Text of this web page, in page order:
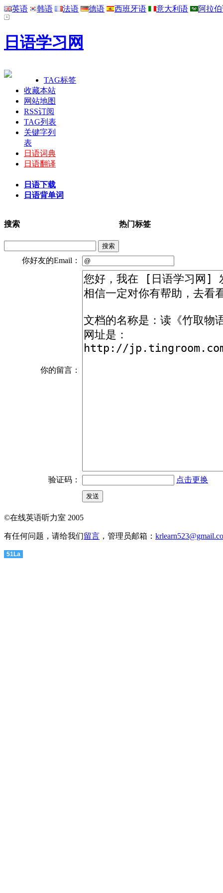
英语 韩语 法语 德语 西班牙语 意大利语 阿拉
日语学习网
TAG标签
收藏本站
网站地图
RSS订阅
TAG列表
关键字列
表
日语词典
日语翻译
日语下载
日语背单词
搜索
搜索
热门标签
你好友的Email：
你的留言：
验证码： 点击更换
©在线英语听力室 2005
有任何问题，请给我们留言 ，管理员邮箱：
51La